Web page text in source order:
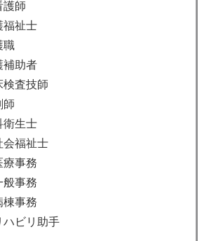
護師
福祉士
職
補助者
検査技師
師
衛生士
会福祉士
療事務
般事務
棟事務
ハビリ助手